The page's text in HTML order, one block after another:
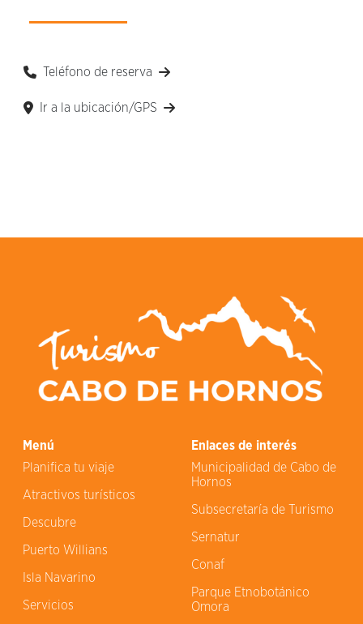
Teléfono de reserva
Ir a la ubicación/GPS
Menú
Planifica tu viaje
Atractivos turísticos
Descubre
Puerto Willians
Isla Navarino
Servicios
Enlaces de interés
Municipalidad de Cabo de
Hornos
Subsecretaría de Turismo
Sernatur
Conaf
Parque Etnobotánico
Omora